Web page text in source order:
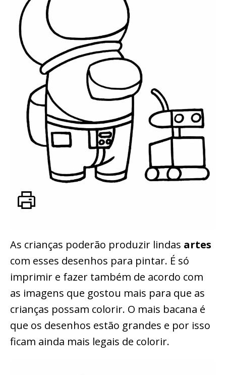
As crianças poderão produzir lindas artes
com esses desenhos para pintar. É só
imprimir e fazer também de acordo com
as imagens que gostou mais para que as
crianças possam colorir. O mais bacana é
que os desenhos estão grandes e por isso
ficam ainda mais legais de colorir.